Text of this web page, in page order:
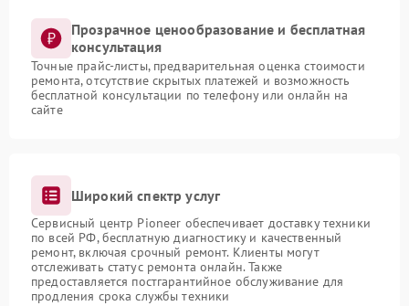
Прозрачное ценообразование и бесплатная
консультация
Точные прайс-листы, предварительная оценка стоимости
ремонта, отсутствие скрытых платежей и возможность
бесплатной консультации по телефону или онлайн на
сайте
Широкий спектр услуг
Сервисный центр Pioneer обеспечивает доставку техники
по всей РФ, бесплатную диагностику и качественный
ремонт, включая срочный ремонт. Клиенты могут
отслеживать статус ремонта онлайн. Также
предоставляется постгарантийное обслуживание для
продления срока службы техники